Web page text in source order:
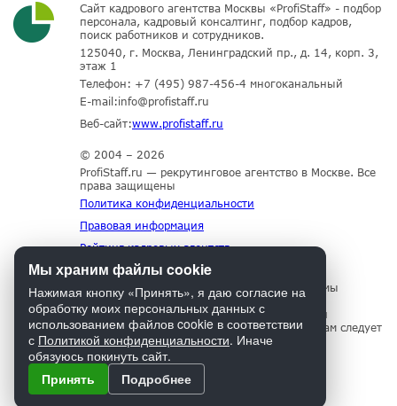
Сайт кадрового агентства Москвы «ProfiStaff» - подбор
персонала, кадровый консалтинг, подбор кадров,
поиск работников и сотрудников.
125040, г. Москва, Ленинградский пр., д. 14, корп. 3,
этаж 1
Телефон: +7 (495) 987-456-4 многоканальный
E-mail:info@profistaff.ru
Веб-сайт:www.profistaff.ru
© 2004 – 2026
ProfiStaff.ru — рекрутинговое агентство в Москве. Все
права защищены
Политика конфиденциальности
Правовая информация
Рейтинг кадровых агентств
Для нормального функционирования сайта мы
используем технологию Cookies, собираем
информацию об IP адресе и местоположении
посетителей. Если Вы не согласны с этим, Вам следует
прекратить пользование сайтом.
Мы храним файлы cookie
Нажимая кнопку «Принять», я даю согласие на
обработку моих персональных данных с
использованием файлов cookie в соответствии
с Политикой конфиденциальности. Иначе
обязуюсь покинуть сайт.
Принять
Подробнее